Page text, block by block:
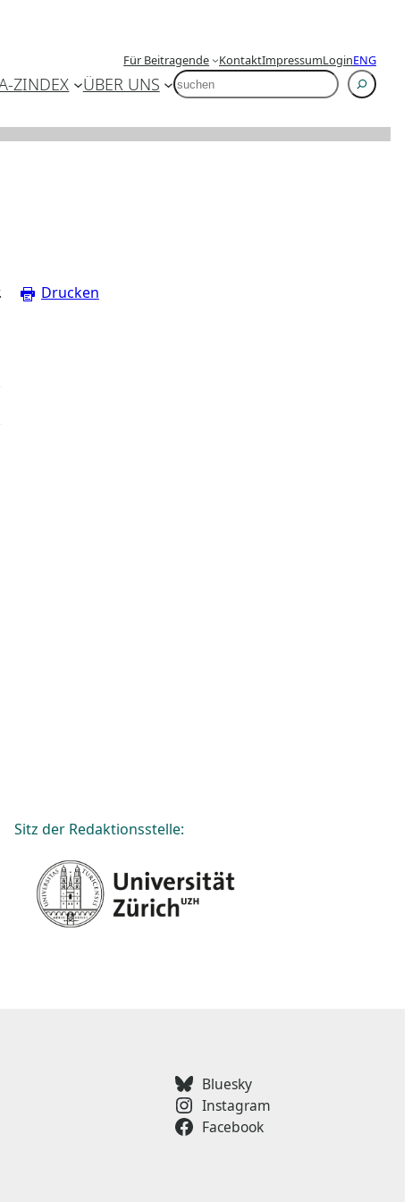
Für Beitragende KontaktImpressumLoginENG
ZINDEX ÜBER UNS SUCHEN
Drucken
Sitz der Redaktionsstelle:
Bluesky
Instagram
Facebook